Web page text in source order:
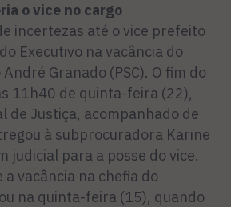
o vice no cargo
incertezas até o vice prefeito
Executivo na vacância do
Granado (PSC). O fim do
11h40 de quinta-feira (22),
de Justiça, acompanhado de
à subprocuradora Karine
judicial para a posse do vice.
a vacância na chefia do
na quinta-feira (15), quando